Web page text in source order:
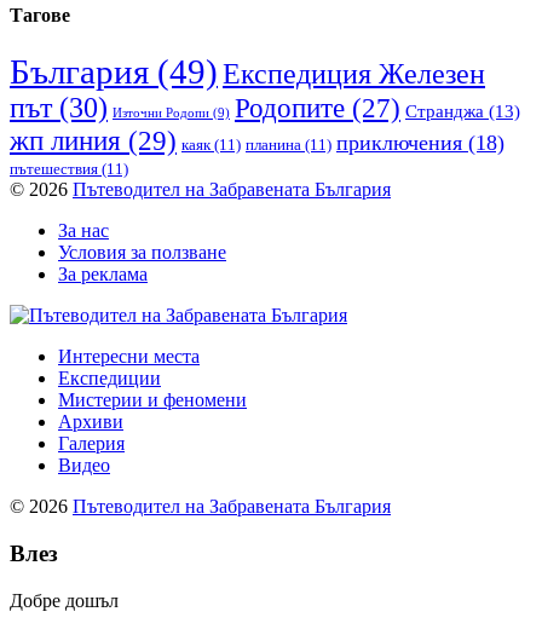
Тагове
България (49)Експедиция Железен
път(30) Източни Родопи (9) Родопите (27) Странджа (13)
жп линия (29) каяк(11) планина (11) приключения (18)
пътешествия (11)
© 2026 Пътеводител на Забравената България
За нас
Условия за ползване
За реклама
Интересни места
Експедиции
Мистерии и феномени
Архиви
Галерия
Видео
© 2026 Пътеводител на Забравената България
Влез
Добре дошъл